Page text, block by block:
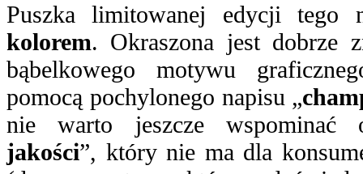
Puszka limitowanej edycji tego
kolorem. Okraszona jest dobrze
bąbelkowego motywu
pomocą pochylonego napisu „
nie warto jeszcze wspominać
jakości”, który nie ma dla